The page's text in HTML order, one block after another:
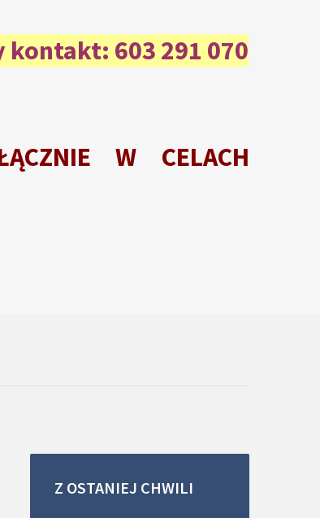
kontakt: 603 291 070
W CELACH
Z OSTANIEJ CHWILI